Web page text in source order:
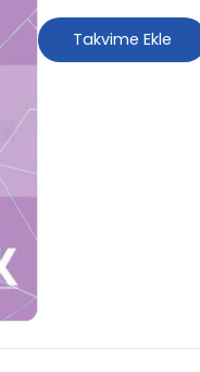
bekliyoruz!
Takvime Ekle